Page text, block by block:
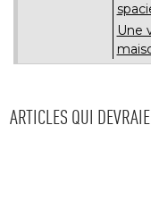
Une
ARTICLES QUI